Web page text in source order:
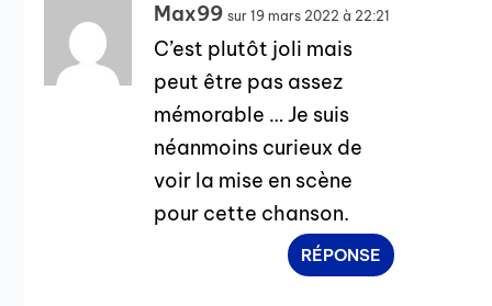
Max99 sur 19 mars 2022 à 22:21
C’est plutôt joli mais
peut être pas assez
mémorable … Je suis
néanmoins curieux de
voir la mise en scène
pour cette chanson.
RÉPONSE